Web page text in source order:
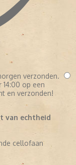
verzonden.
op een
en verzonden!
van echtheid
cellofaan